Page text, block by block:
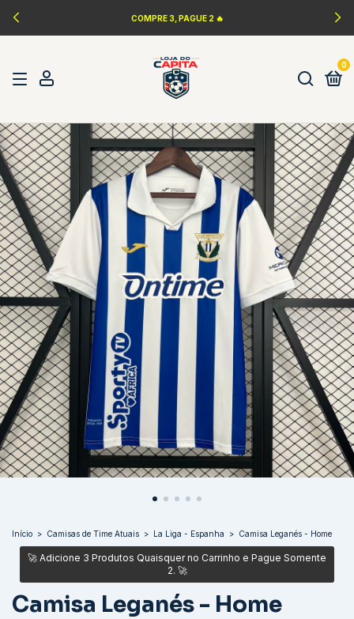
LANÇAMENTOS DA NBA 🏀
0
Início > Camisas de Time Atuais > La Liga - Espanha > Camisa Leganés - Home
Camisa Leganés - Home